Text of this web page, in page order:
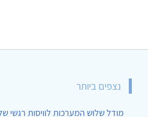
נצפים ביותר
מודל שלוש המערכות לוויסות רגשי